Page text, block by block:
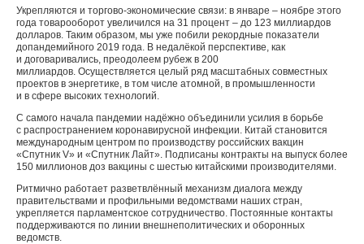
Укрепляются и торгово-экономические связи: в январе – ноябре этого
года товарооборот увеличился на 31 процент – до 123 миллиардов
долларов. Таким образом, мы уже побили рекордные показатели
допандемийного 2019 года. В недалёкой перспективе, как
и договаривались, преодолеем рубеж в 200
миллиардов. Осуществляется целый ряд масштабных совместных
проектов в энергетике, в том числе атомной, в промышленности
и в сфере высоких технологий.
С самого начала пандемии надёжно объединили усилия в борьбе
с распространением коронавирусной инфекции. Китай становится
международным центром по производству российских вакцин
«Спутник V» и «Спутник Лайт». Подписаны контракты на выпуск более
150 миллионов доз вакцины с шестью китайскими производителями.
Ритмично работает разветвлённый механизм диалога между
правительствами и профильными ведомствами наших стран,
укрепляется парламентское сотрудничество. Постоянные контакты
поддерживаются по линии внешнеполитических и оборонных
ведомств.